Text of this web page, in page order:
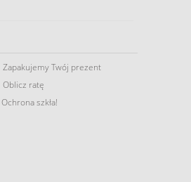
Zapakujemy Twój prezent
Oblicz ratę
Ochrona szkła!